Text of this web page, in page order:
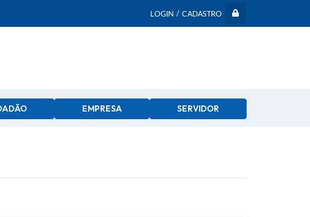
LOGIN / CADASTRO
EMPRESA SERVIDOR